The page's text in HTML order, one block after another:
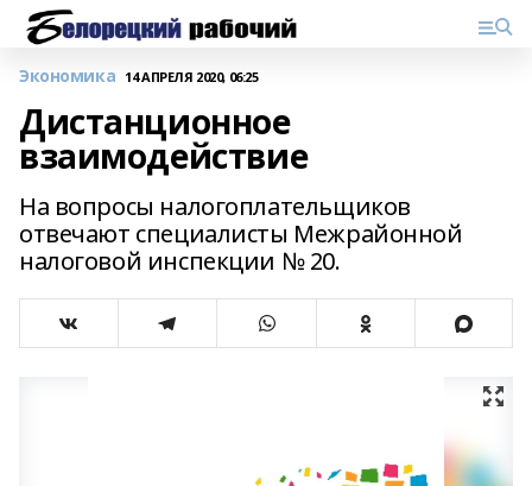
Экономика 14 АПРЕЛЯ 2020, 06:25
Дистанционное
взаимодействие
На вопросы налогоплательщиков
отвечают специалисты Межрайонной
налоговой инспекции № 20.